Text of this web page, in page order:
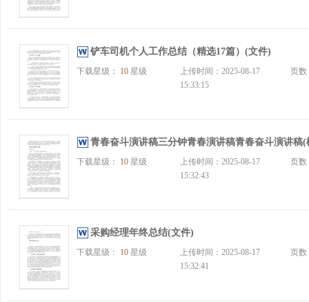
铲车司机个人工作总结（精选17篇）(文件)
下载星级： 10 星级
上传时间：2025-08-17
15:33:15
页
青春奋斗演讲稿三分钟青春演讲稿青春奋斗演讲稿(
下载星级： 10 星级
上传时间：2025-08-17
15:32:43
页
采购经理年终总结(文件)
下载星级： 10 星级
上传时间：2025-08-17
15:32:41
页